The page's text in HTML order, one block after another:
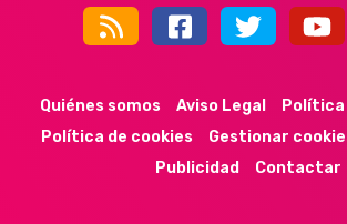
Quiénes somos Aviso Legal
Política
Política de cookies
Gestionar
Publicidad
Contactar